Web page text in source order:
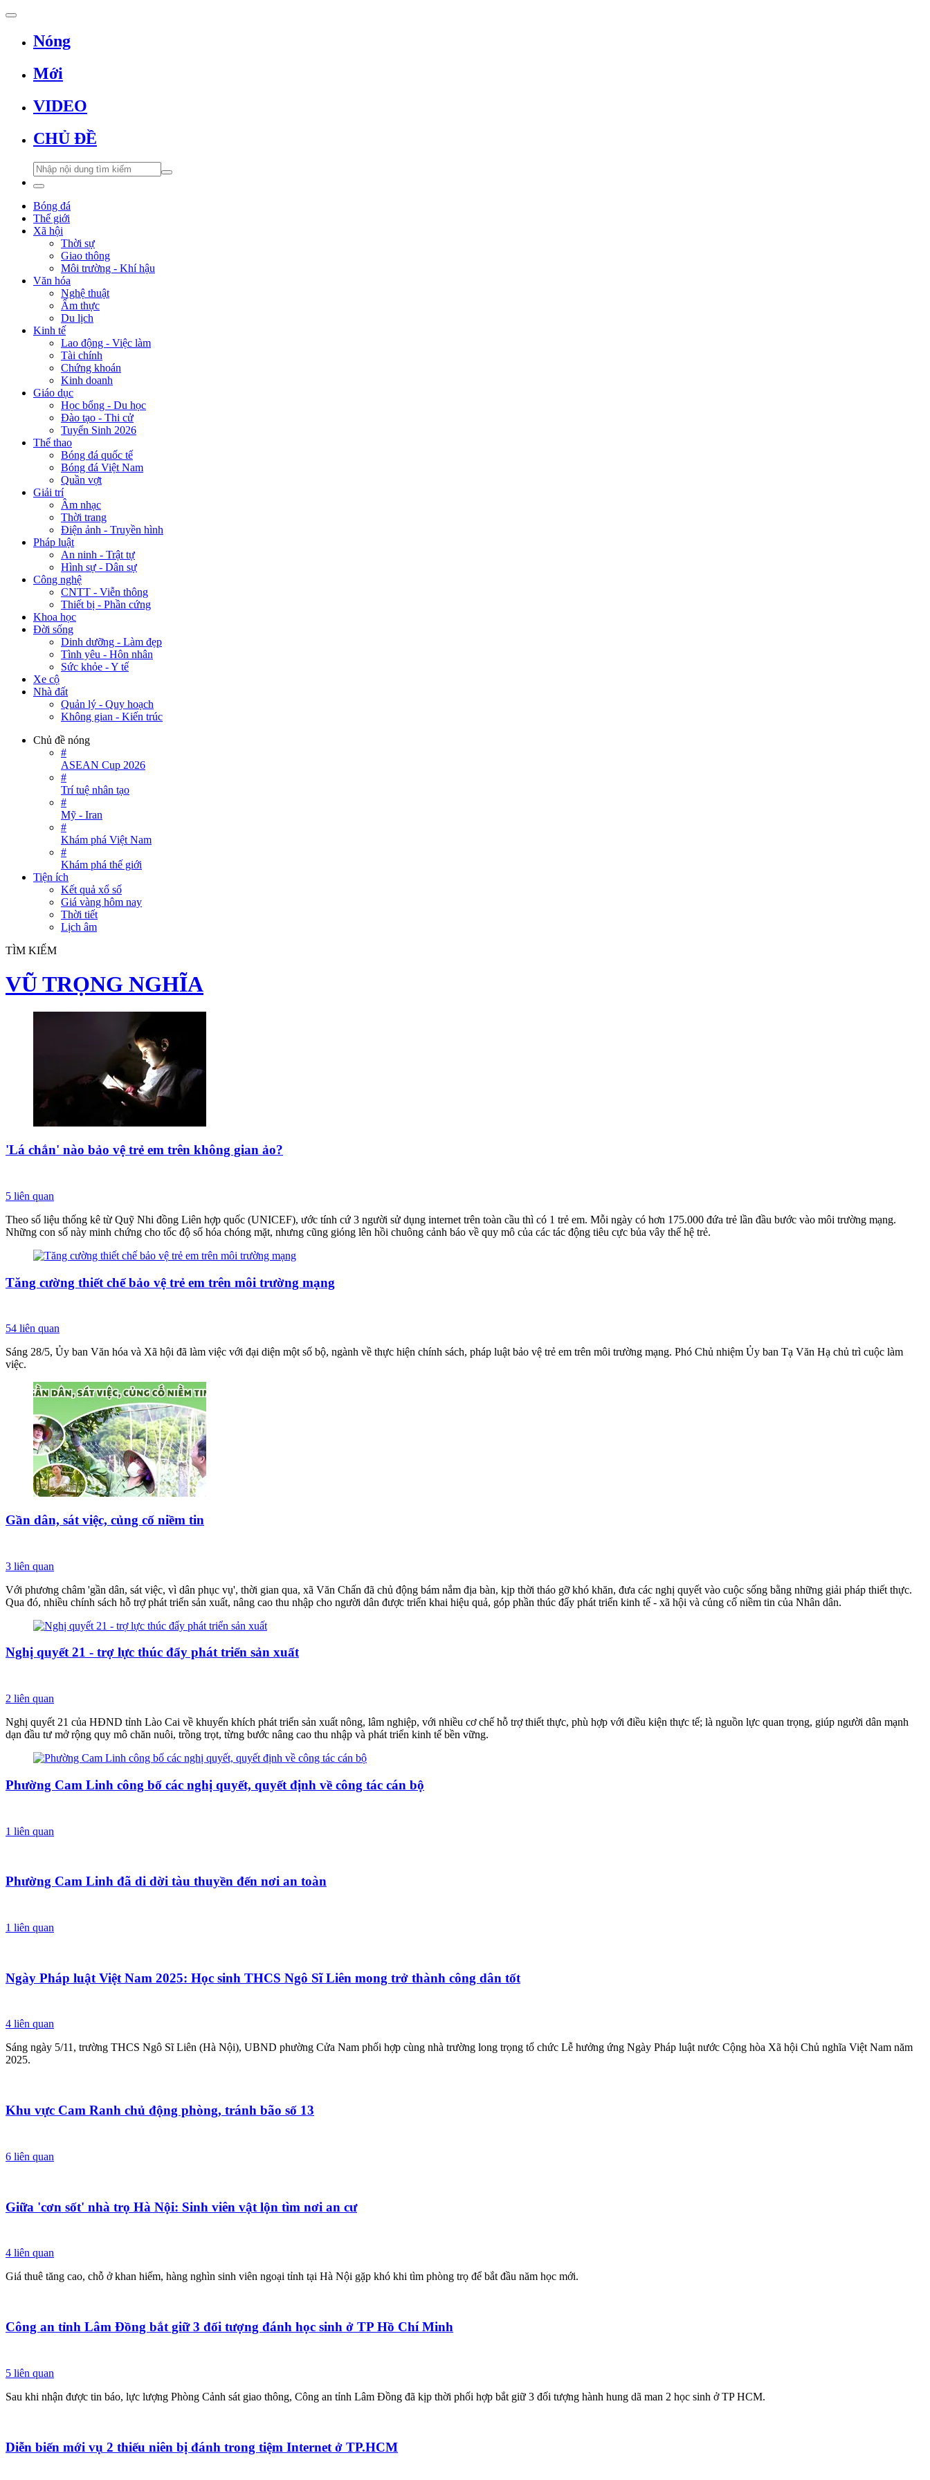
Nóng
Mới
VIDEO
CHỦ ĐỀ
Bóng đá
Thế giới
Xã hội
Thời sự
Giao thông
Môi trường - Khí hậu
Văn hóa
Nghệ thuật
Ẩm thực
Du lịch
Kinh tế
Lao động - Việc làm
Tài chính
Chứng khoán
Kinh doanh
Giáo dục
Học bổng - Du học
Đào tạo - Thi cử
Tuyển Sinh 2026
Thể thao
Bóng đá quốc tế
Bóng đá Việt Nam
Quần vợt
Giải trí
Âm nhạc
Thời trang
Điện ảnh - Truyền hình
Pháp luật
An ninh - Trật tự
Hình sự - Dân sự
Công nghệ
CNTT - Viễn thông
Thiết bị - Phần cứng
Khoa học
Đời sống
Dinh dưỡng - Làm đẹp
Tình yêu - Hôn nhân
Sức khỏe - Y tế
Xe cộ
Nhà đất
Quản lý - Quy hoạch
Không gian - Kiến trúc
Chủ đề nóng
#
ASEAN Cup 2026
#
Trí tuệ nhân tạo
#
Mỹ - Iran
#
Khám phá Việt Nam
#
Khám phá thế giới
Tiện ích
Kết quả xổ số
Giá vàng hôm nay
Thời tiết
Lịch âm
TÌM KIẾM
VŨ TRỌNG NGHĨA
'Lá chắn' nào bảo vệ trẻ em trên không gian ảo?
5 liên quan
Theo số liệu thống kê từ Quỹ Nhi đồng Liên hợp quốc (UNICEF), ước tính cứ 3 người sử dụng internet trên toàn cầu thì có 1 trẻ em. Mỗi ngày có hơn 175.000 đứa trẻ lần đầu bước vào môi trường mạng.
Những con số này minh chứng cho tốc độ số hóa chóng mặt, nhưng cũng gióng lên hồi chuông cảnh báo về quy mô của các tác động tiêu cực bủa vây thế hệ trẻ.
Tăng cường thiết chế bảo vệ trẻ em trên môi trường mạng
54 liên quan
Sáng 28/5, Ủy ban Văn hóa và Xã hội đã làm việc với đại diện một số bộ, ngành về thực hiện chính sách, pháp luật bảo vệ trẻ em trên môi trường mạng. Phó Chủ nhiệm Ủy ban Tạ Văn Hạ chủ trì cuộc làm
việc.
Gần dân, sát việc, củng cố niềm tin
3 liên quan
Với phương châm 'gần dân, sát việc, vì dân phục vụ', thời gian qua, xã Văn Chấn đã chủ động bám nắm địa bàn, kịp thời tháo gỡ khó khăn, đưa các nghị quyết vào cuộc sống bằng những giải pháp thiết thực.
Qua đó, nhiều chính sách hỗ trợ phát triển sản xuất, nâng cao thu nhập cho người dân được triển khai hiệu quả, góp phần thúc đẩy phát triển kinh tế - xã hội và củng cố niềm tin của Nhân dân.
Nghị quyết 21 - trợ lực thúc đẩy phát triển sản xuất
2 liên quan
Nghị quyết 21 của HĐND tỉnh Lào Cai về khuyến khích phát triển sản xuất nông, lâm nghiệp, với nhiều cơ chế hỗ trợ thiết thực, phù hợp với điều kiện thực tế; là nguồn lực quan trọng, giúp người dân mạnh
dạn đầu tư mở rộng quy mô chăn nuôi, trồng trọt, từng bước nâng cao thu nhập và phát triển kinh tế bền vững.
Phường Cam Linh công bố các nghị quyết, quyết định về công tác cán bộ
1 liên quan
Phường Cam Linh đã di dời tàu thuyền đến nơi an toàn
1 liên quan
Ngày Pháp luật Việt Nam 2025: Học sinh THCS Ngô Sĩ Liên mong trở thành công dân tốt
4 liên quan
Sáng ngày 5/11, trường THCS Ngô Sĩ Liên (Hà Nội), UBND phường Cửa Nam phối hợp cùng nhà trường long trọng tổ chức Lễ hưởng ứng Ngày Pháp luật nước Cộng hòa Xã hội Chủ nghĩa Việt Nam năm
2025.
Khu vực Cam Ranh chủ động phòng, tránh bão số 13
6 liên quan
Giữa 'cơn sốt' nhà trọ Hà Nội: Sinh viên vật lộn tìm nơi an cư
4 liên quan
Giá thuê tăng cao, chỗ ở khan hiếm, hàng nghìn sinh viên ngoại tỉnh tại Hà Nội gặp khó khi tìm phòng trọ để bắt đầu năm học mới.
Công an tỉnh Lâm Đồng bắt giữ 3 đối tượng đánh học sinh ở TP Hồ Chí Minh
5 liên quan
Sau khi nhận được tin báo, lực lượng Phòng Cảnh sát giao thông, Công an tỉnh Lâm Đồng đã kịp thời phối hợp bắt giữ 3 đối tượng hành hung dã man 2 học sinh ở TP HCM.
Diễn biến mới vụ 2 thiếu niên bị đánh trong tiệm Internet ở TP.HCM